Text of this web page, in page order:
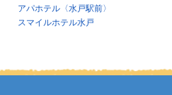
アパホテル〈水戸駅前〉
スマイルホテル水戸